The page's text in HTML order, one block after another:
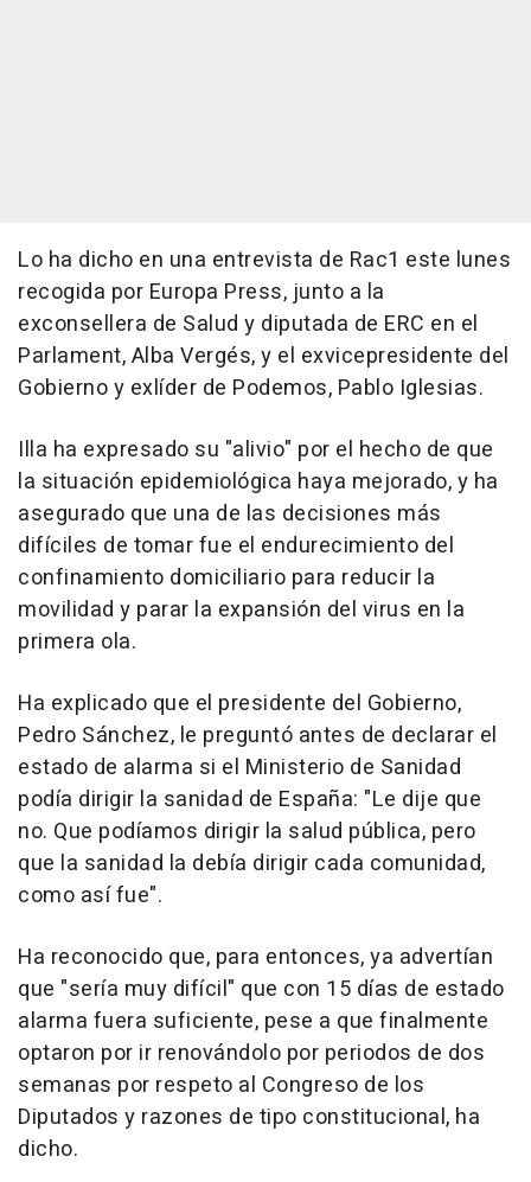
Lo ha dicho en una entrevista de Rac1 este lunes
recogida por Europa Press, junto a la
exconsellera de Salud y diputada de ERC en el
Parlament, Alba Vergés, y el exvicepresidente del
Gobierno y exlíder de Podemos, Pablo Iglesias.
Illa ha expresado su "alivio" por el hecho de que
la situación epidemiológica haya mejorado, y ha
asegurado que una de las decisiones más
difíciles de tomar fue el endurecimiento del
confinamiento domiciliario para reducir la
movilidad y parar la expansión del virus en la
primera ola.
Ha explicado que el presidente del Gobierno,
Pedro Sánchez, le preguntó antes de declarar el
estado de alarma si el Ministerio de Sanidad
podía dirigir la sanidad de España: "Le dije que
no. Que podíamos dirigir la salud pública, pero
que la sanidad la debía dirigir cada comunidad,
como así fue".
Ha reconocido que, para entonces, ya advertían
que "sería muy difícil" que con 15 días de estado
alarma fuera suficiente, pese a que finalmente
optaron por ir renovándolo por periodos de dos
semanas por respeto al Congreso de los
Diputados y razones de tipo constitucional, ha
dicho.